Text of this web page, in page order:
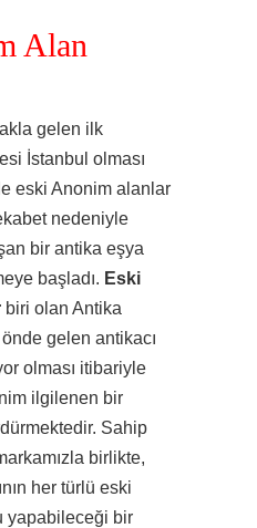
Alan
gelen ilk
İstanbul olması
eski Anonim alanlar
nedeniyle
bir antika eşya
başladı. Eski
biri olan Antika
gelen antikacı
olması itibariyle
ilgilenen bir
Sahip
birlikte,
her türlü eski
yapabileceği bir